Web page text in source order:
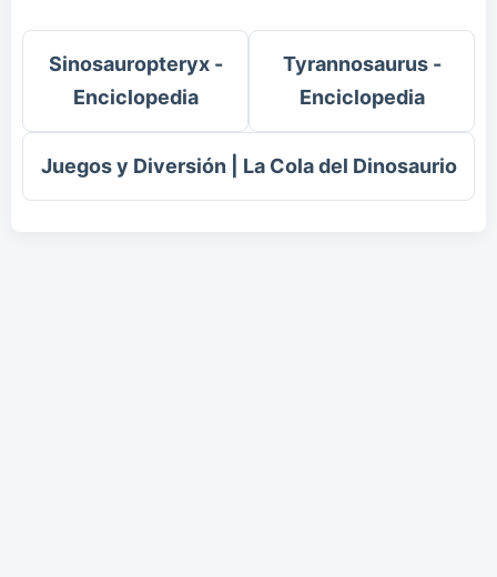
Sinosauropteryx -
Enciclopedia
Tyrannosaurus -
Enciclopedia
Juegos y Diversión | La Cola del Dinosaurio